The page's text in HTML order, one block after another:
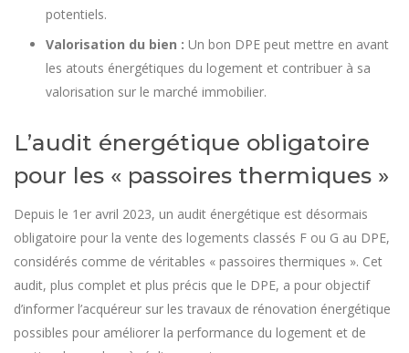
potentiels.
Valorisation du bien : Un bon DPE peut mettre en avant
les atouts énergétiques du logement et contribuer à sa
valorisation sur le marché immobilier.
L’audit énergétique obligatoire
pour les « passoires thermiques »
Depuis le 1er avril 2023, un audit énergétique est désormais
obligatoire pour la vente des logements classés F ou G au DPE,
considérés comme de véritables « passoires thermiques ». Cet
audit, plus complet et plus précis que le DPE, a pour objectif
d’informer l’acquéreur sur les travaux de rénovation énergétique
possibles pour améliorer la performance du logement et de